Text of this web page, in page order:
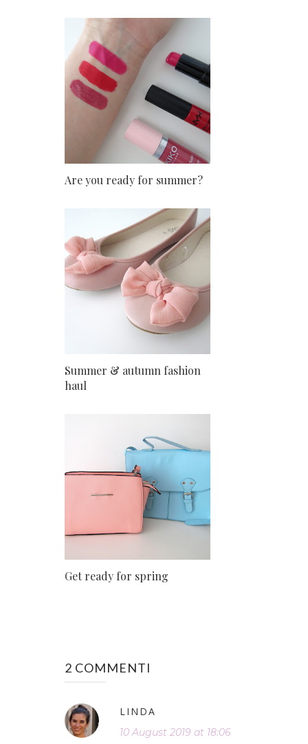
Are you ready for summer?
Summer & autumn fashion
haul
Get ready for spring
2 COMMENTI
LINDA
10 August 2019 at 18:06